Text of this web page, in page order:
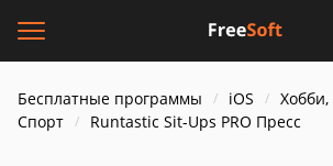
Бесплатные программы iOS
Спорт
Runtastic Sit-Ups PRO Пресс